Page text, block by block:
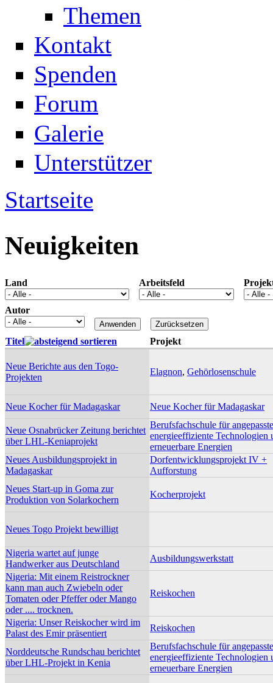
Themen
Kontakt
Spenden
Forum
Galerie
Unterstützer
Sie sind hier
Startseite
Neuigkeiten
Land Arbeitsfeld
Autor
Titel Projekt
Neue Berichte aus den Togo-
Projekten
Elagnon, Gehörlosenschule
Neue Kocher für Madagaskar Neue Kocher für Madagaskar
Neue Osnabrücker Zeitung berichtet
über LHL-Keniaprojekt
Berufsfachschule für angepasste
energieeffiziente Technologien
erneuerbare Energien
Neues Ausbildungsprojekt in
Madagaskar
Dorfentwicklungsprojekt IV +
Aufforstung
Neues Start-up in Goma zur
Produktion von Solarkochern
Kocherprojekt
Neues Togo Projekt bewilligt
Nigeria wartet auf junge
Handwerker aus Deutschland
Ausbildungswerkstatt
Nigeria: Mit einem Reistrockner
kann man auch Zwiebeln oder
Tomaten oder Pfeffer oder Mango
oder .... trocknen.
Reiskochen
Nigeria: Unser Reiskocher wird im
Palast des Emir präsentiert
Reiskochen
Norddeutsche Rundschau berichtet
über LHL-Projekt in Kenia
Berufsfachschule für angepasste
energieeffiziente Technologien
erneuerbare Energien